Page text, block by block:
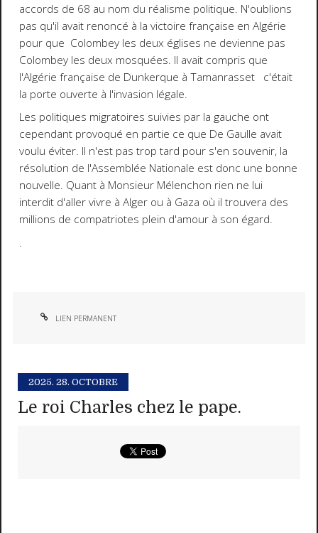
accords de 68 au nom du réalisme politique. N'oublions
pas qu'il avait renoncé à la victoire française en Algérie
pour que Colombey les deux églises ne devienne pas
Colombey les deux mosquées. Il avait compris que
l'Algérie française de Dunkerque à Tamanrasset c'était
la porte ouverte à l'invasion légale.
Les politiques migratoires suivies par la gauche ont
cependant provoqué en partie ce que De Gaulle avait
voulu éviter. Il n'est pas trop tard pour s'en souvenir, la
résolution de l'Assemblée Nationale est donc une bonne
nouvelle. Quant à Monsieur Mélenchon rien ne lui
interdit d'aller vivre à Alger ou à Gaza où il trouvera des
millions de compatriotes plein d'amour à son égard.
.
LIEN PERMANENT
2025. 28. OCTOBRE
Le roi Charles chez le pape.